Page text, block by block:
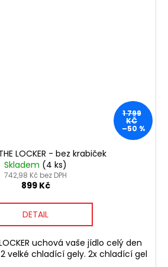
1 799
KČ
–50 %
LOCKER - bez krabiček
Skladem (4 ks)
742,98 Kč bez DPH
899 Kč
DETAIL
uchová vaše jídlo celý den
velké chladící gely. 2x chladící gel